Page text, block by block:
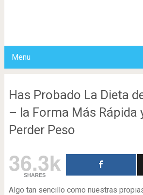
Menu
Has Probado La Dieta
– la Forma Más Rápida
Perder Peso
36.3k
SHARES
Algo tan sencillo como nuestras